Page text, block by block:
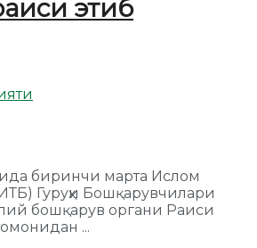
этиб
биринчи марта Ислом
Гуруҳи Бошқарувчилари
бошқарув органи Раиси
...